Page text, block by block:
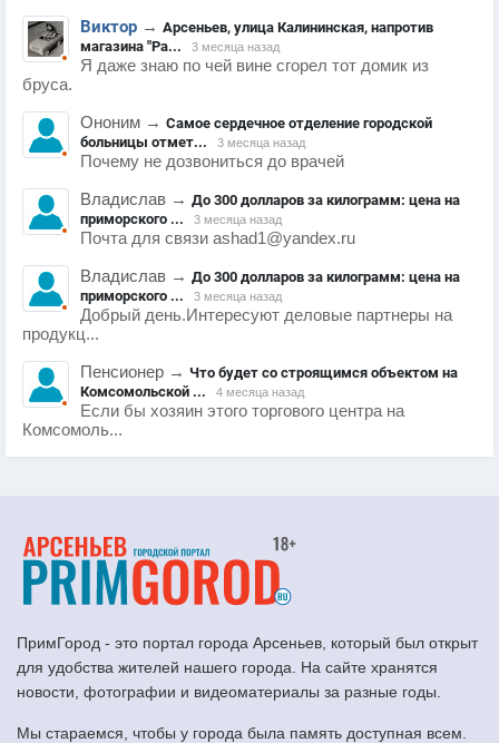
Виктор → Арсеньев, улица Калининская, напротив
магазина "Ра...
3 месяца назад
Я даже знаю по чей вине сгорел тот домик из
бруса.
Ононим → Самое сердечное отделение городской
больницы отмет...
3 месяца назад
Почему не дозвониться до врачей
Владислав → До 300 долларов за килограмм: цена на
приморского ...
3 месяца назад
Почта для связи ashad1@yandex.ru
Владислав → До 300 долларов за килограмм: цена на
приморского ...
3 месяца назад
Добрый день.Интересуют деловые партнеры на
продукц...
Пенсионер → Что будет со строящимся объектом на
Комсомольской ...
4 месяца назад
Если бы хозяин этого торгового центра на
Комсомоль...
ПримГород - это портал города Арсеньев, который был открыт
для удобства жителей нашего города. На сайте хранятся
новости, фотографии и видеоматериалы за разные годы.
Мы стараемся, чтобы у города была память доступная всем.